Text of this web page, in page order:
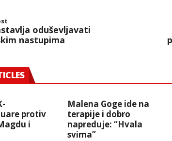
oduševljavati
nastupima
protiv
i
Malena Goge ide na
terapije i dobro
napreduje: “Hvala
svima”